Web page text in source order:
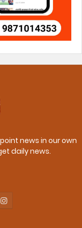
news in our own
daily news.